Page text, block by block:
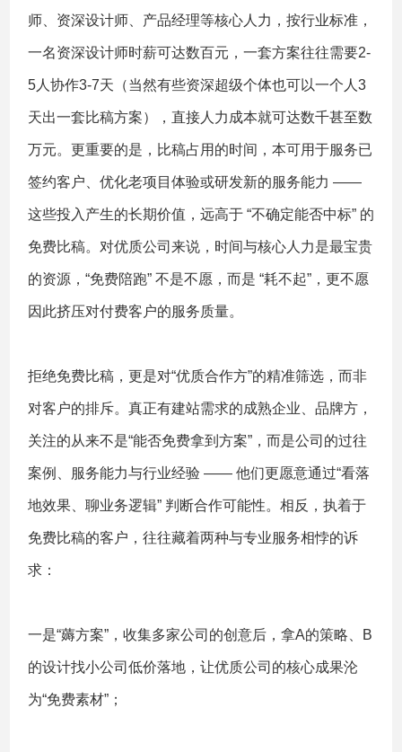
师、资深设计师、产品经理等核心人力，按行业标准，
一名资深设计师时薪可达数百元，一套方案往往需要2-
5人协作3-7天（当然有些资深超级个体也可以一个人3
天出一套比稿方案），直接人力成本就可达数千甚至数
万元。更重要的是，比稿占用的时间，本可用于服务已
签约客户、优化老项目体验或研发新的服务能力 ——
这些投入产生的长期价值，远高于 “不确定能否中标” 的
免费比稿。对优质公司来说，时间与核心人力是最宝贵
的资源，“免费陪跑” 不是不愿，而是 “耗不起”，更不愿
因此挤压对付费客户的服务质量。
拒绝免费比稿，更是对“优质合作方”的精准筛选，而非
对客户的排斥。真正有建站需求的成熟企业、品牌方，
关注的从来不是“能否免费拿到方案”，而是公司的过往
案例、服务能力与行业经验 —— 他们更愿意通过“看落
地效果、聊业务逻辑” 判断合作可能性。相反，执着于
免费比稿的客户，往往藏着两种与专业服务相悖的诉
求：
一是“薅方案”，收集多家公司的创意后，拿A的策略、B
的设计找小公司低价落地，让优质公司的核心成果沦
为“免费素材”；